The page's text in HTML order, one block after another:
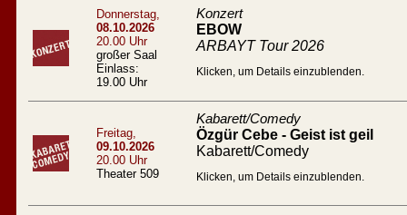
Donnerstag,
08.10.2026
20.00 Uhr
großer Saal
Einlass:
19.00 Uhr
Konzert
EBOW
ARBAYT Tour 2026
Klicken, um Details einzublenden.
Freitag,
09.10.2026
20.00 Uhr
Theater 509
Kabarett/Comedy
Özgür Cebe - Geist ist geil
Kabarett/Comedy
Klicken, um Details einzublenden.